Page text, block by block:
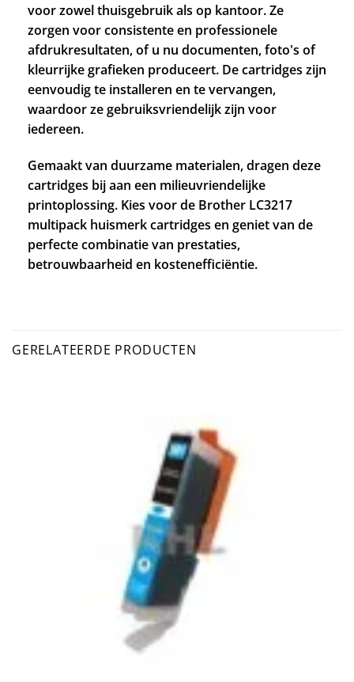
voor zowel thuisgebruik als op kantoor. Ze
zorgen voor consistente en professionele
afdrukresultaten, of u nu documenten, foto's of
kleurrijke grafieken produceert. De cartridges zijn
eenvoudig te installeren en te vervangen,
waardoor ze gebruiksvriendelijk zijn voor
iedereen.
Gemaakt van duurzame materialen, dragen deze
cartridges bij aan een milieuvriendelijke
printoplossing. Kies voor de Brother LC3217
multipack huismerk cartridges en geniet van de
perfecte combinatie van prestaties,
betrouwbaarheid en kostenefficiëntie.
GERELATEERDE PRODUCTEN